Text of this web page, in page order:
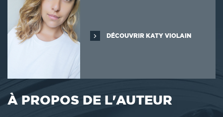
DÉCOUVRIR KATY VIOLAIN
À PROPOS DE L'AUTEUR